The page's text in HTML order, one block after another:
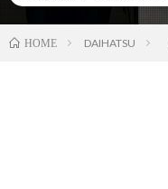
HOME DAIHATSU